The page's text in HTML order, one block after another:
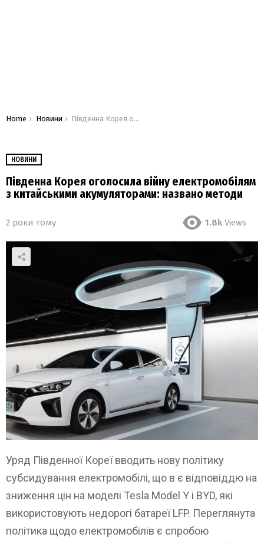
You are here:
Home Новини Південна Корея оголосила війну електромобілям з китайськими акумуляторами: названо методи
НОВИНИ
Південна Корея оголосила війну електромобілям
з китайськими акумуляторами: названо методи
2 роки тому 1.8k Views
Уряд Південної Кореї вводить нову політику
субсидування електромобілі, що в є відповіддю на
зниження цін на моделі Tesla Model Y і BYD, які
використовують недорогі батареї LFP. Переглянута
політика щодо електромобілів є спробою